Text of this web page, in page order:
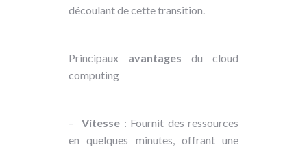
découlant de cette transition.
Principaux avantages du cloud
computing
– Vitesse : Fournit des ressources
en quelques minutes, offrant une